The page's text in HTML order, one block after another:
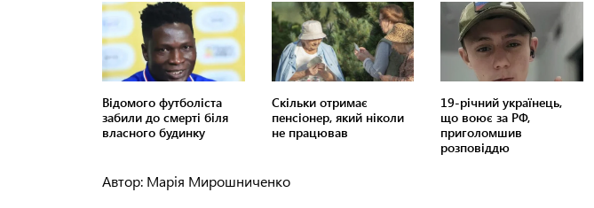
Автор: Марія Мирошниченко